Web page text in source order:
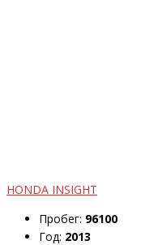
HONDA INSIGHT
Пробег: 96100
Год: 2013